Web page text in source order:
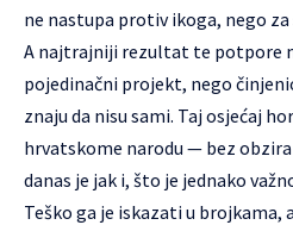
ne nastupa protiv ikoga, nego
A najtrajniji rezultat te potpore
pojedinačni projekt, nego
znaju da nisu sami. Taj osjećaj
hrvatskome narodu — bez
danas je jak i, što je jednako
Teško ga je iskazati u brojkama,